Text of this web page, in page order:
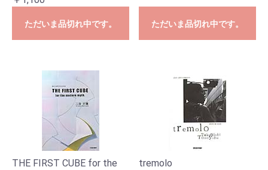
ただいま品切れ中です。 ただいま品切れ中です。
THE FIRST CUBE for the
tremolo